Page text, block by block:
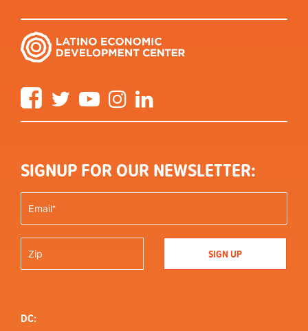
FacebookTwitter YouTube Instagram
SIGNUP FOR OUR NEWSLETTER:
DC: